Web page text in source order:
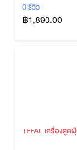
0 รีวิว
฿1,890.00
TEFAL เครื่องดูด